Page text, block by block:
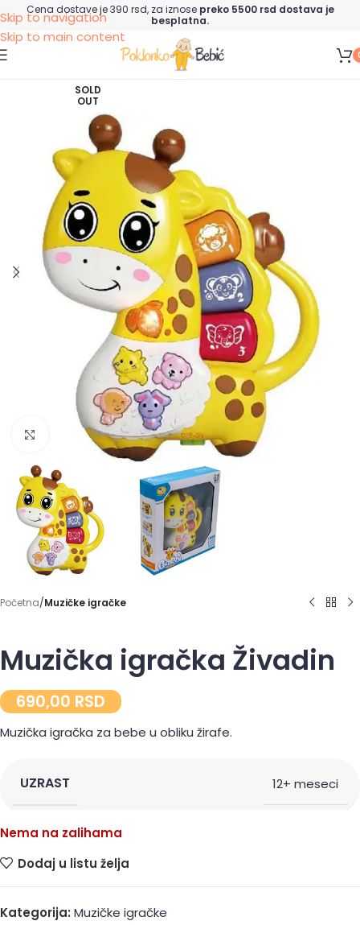
Skip to navigation
Skip to main content
Cena dostave je 390 rsd, za iznose preko 5500 rsd dostava je
besplatna.
SOLD
OUT
Click to enlarge
Početna Muzičke igračke
Muzička igračka Živadin
690,00 RSD
Muzička igračka za bebe u obliku žirafe.
UZRAST 12+ meseci
Nema na zalihama
Dodaj u listu želja
Kategorija: Muzičke igračke